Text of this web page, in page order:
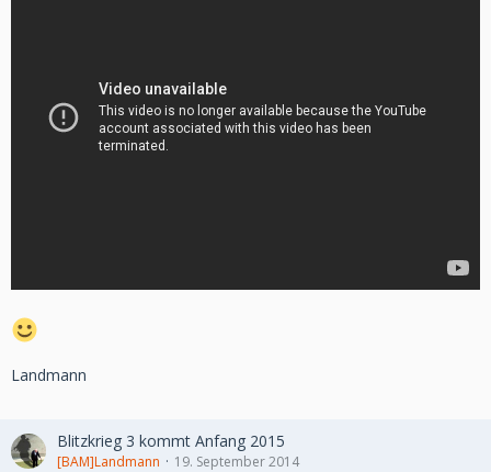
Landmann
Blitzkrieg 3 kommt Anfang 2015
[BAM]Landmann 19. September 2014